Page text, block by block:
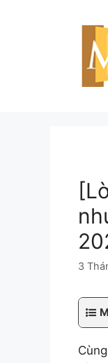
3